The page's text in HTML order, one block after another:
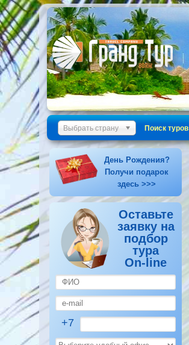
Выбрать страну Поиск туров
День Рождения?
Получи подарок
здесь >>>
Оставьте
заявку на
подбор
тура
On-line
+7